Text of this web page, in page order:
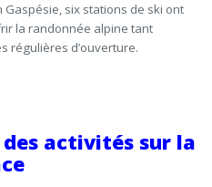
Gaspésie, six stations de ski ont
la randonnée alpine tant
régulières d’ouverture.
activités sur la